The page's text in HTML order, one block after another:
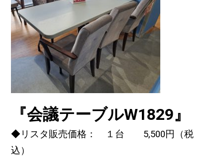
『会議テーブルW1829』
◆リスタ販売価格： １台 5,500円（税
込）